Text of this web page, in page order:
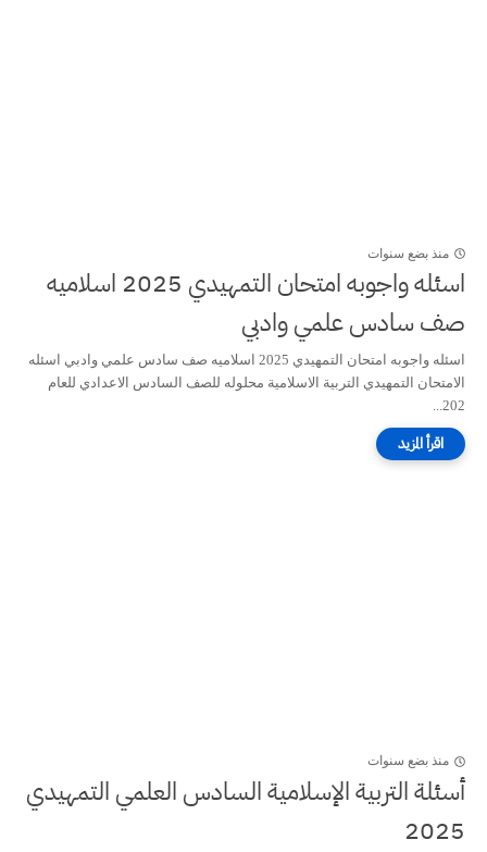
منذ بضع سنوات
اسئله واجوبه امتحان التمهيدي 2025 اسلاميه
صف سادس علمي وادبي
اسئله واجوبه امتحان التمهيدي 2025 اسلاميه صف سادس علمي وادبي اسئله
الامتحان التمهيدي التربية الاسلامية محلوله للصف السادس الاعدادي للعام
202...
منذ بضع سنوات
أسئلة التربية الإسلامية السادس العلمي التمهيدي
2025